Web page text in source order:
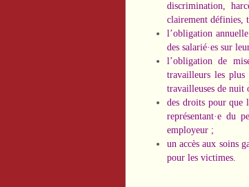
discrimination,
clairement définies,
l’obligation
des salarié·es sur
l’obligation de
travailleurs les plus
travailleuses de
des droits pour que
représentant·e du
employeur ;
un accès aux soins
pour les victimes.